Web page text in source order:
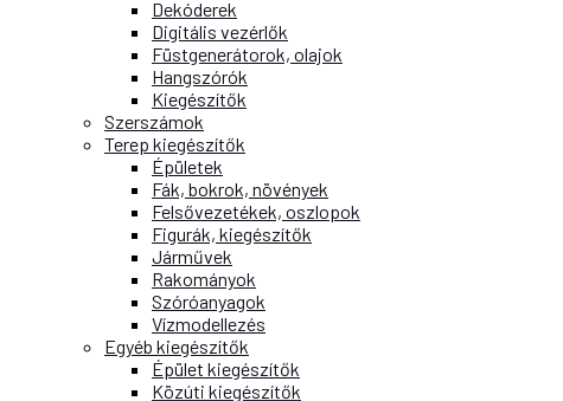
Dekóderek
Digitális vezérlők
Füstgenerátorok, olajok
Hangszórók
Kiegészítők
Szerszámok
Terep kiegészítők
Épületek
Fák, bokrok, növények
Felsővezetékek, oszlopok
Figurák, kiegészítők
Járművek
Rakományok
Szóróanyagok
Vízmodellezés
Egyéb kiegészítők
Épület kiegészítők
Közúti kiegészítők